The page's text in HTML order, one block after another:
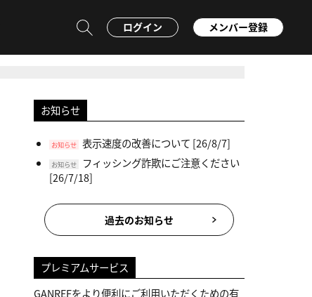
ログイン メンバー登録
お知らせ
お知らせ 表示速度の改善について [26/8/7]
お知らせ
フィッシング詐欺にご注意ください
[26/7/18]
過去のお知らせ
プレミアムサービス
GANREFをより便利にご利用いただくための有